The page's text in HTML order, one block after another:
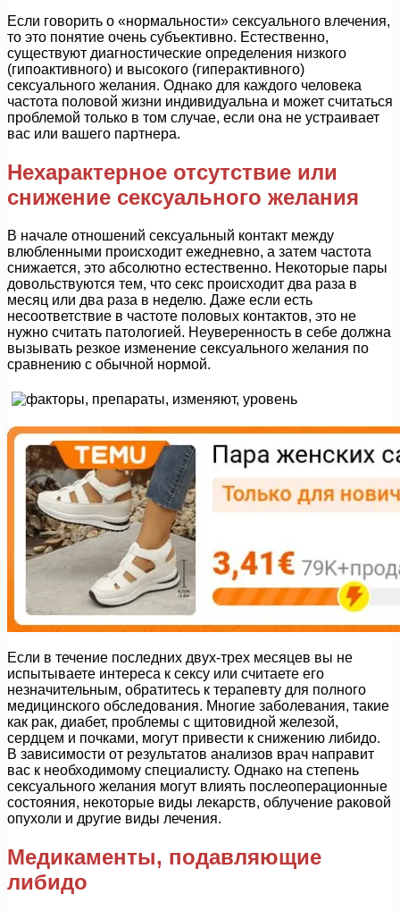
Если говорить о «нормальности» сексуального влечения,
то это понятие очень субъективно. Естественно,
существуют диагностические определения низкого
(гипоактивного) и высокого (гиперактивного)
сексуального желания. Однако для каждого человека
частота половой жизни индивидуальна и может считаться
проблемой только в том случае, если она не устраивает
вас или вашего партнера.
Нехарактерное отсутствие или
снижение сексуального желания
В начале отношений сексуальный контакт между
влюбленными происходит ежедневно, а затем частота
снижается, это абсолютно естественно. Некоторые пары
довольствуются тем, что секс происходит два раза в
месяц или два раза в неделю. Даже если есть
несоответствие в частоте половых контактов, это не
нужно считать патологией. Неуверенность в себе должна
вызывать резкое изменение сексуального желания по
сравнению с обычной нормой.
Если в течение последних двух-трех месяцев вы не
испытываете интереса к сексу или считаете его
незначительным, обратитесь к терапевту для полного
медицинского обследования. Многие заболевания, такие
как рак, диабет, проблемы с щитовидной железой,
сердцем и почками, могут привести к снижению либидо.
В зависимости от результатов анализов врач направит
вас к необходимому специалисту. Однако на степень
сексуального желания могут влиять послеоперационные
состояния, некоторые виды лекарств, облучение раковой
опухоли и другие виды лечения.
Медикаменты, подавляющие
либидо